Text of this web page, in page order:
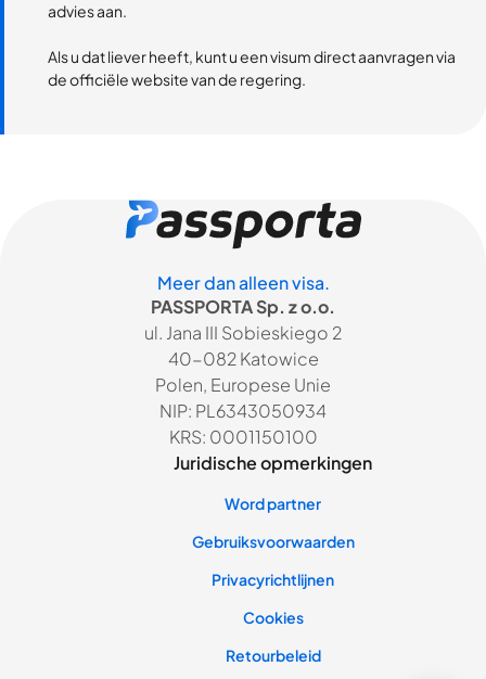
advies aan.
Als u dat liever heeft, kunt u een visum direct aanvragen via
de officiële website van de regering.
Meer dan alleen visa.
PASSPORTA Sp. z o.o.
ul. Jana III Sobieskiego 2
40-082 Katowice
Polen, Europese Unie
NIP: PL6343050934
KRS: 0001150100
Juridische opmerkingen
Word partner
Gebruiksvoorwaarden
Privacyrichtlijnen
Cookies
Retourbeleid